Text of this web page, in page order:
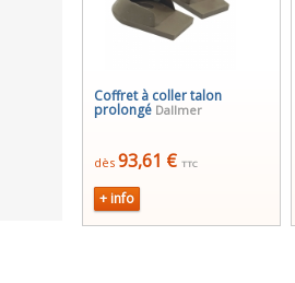
Coffret à coller talon
prolongé Dallmer
dès 93,61 € TTC
+ info